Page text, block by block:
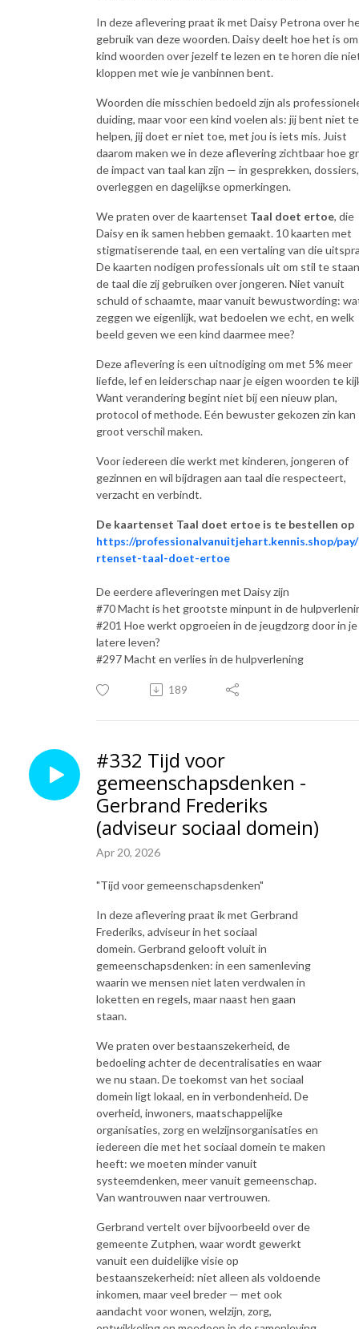
In deze aflevering praat ik met Daisy Petrona over
gebruik van deze woorden. Daisy deelt hoe het is
kind woorden over jezelf te lezen en te horen die
kloppen met wie je vanbinnen bent.
Woorden die misschien bedoeld zijn als
duiding, maar voor een kind voelen als: jij bent niet te
helpen, jij doet er niet toe, met jou is iets mis. Juist
daarom maken we in deze aflevering zichtbaar hoe
de impact van taal kan zijn — in gesprekken, dossiers,
overleggen en dagelijkse opmerkingen.
We praten over de kaartenset Taal doet ertoe, die
Daisy en ik samen hebben gemaakt. 10 kaarten met
stigmatiserende taal, en een vertaling van die
De kaarten nodigen professionals uit om stil te
de taal die zij gebruiken over jongeren. Niet vanuit
schuld of schaamte, maar vanuit bewustwording:
zeggen we eigenlijk, wat bedoelen we echt, en welk
beeld geven we een kind daarmee mee?
Deze aflevering is een uitnodiging om met 5% meer
liefde, lef en leiderschap naar je eigen woorden te
Want verandering begint niet bij een nieuw plan,
protocol of methode. Eén bewuster gekozen zin kan
groot verschil maken.
Voor iedereen die werkt met kinderen, jongeren of
gezinnen en wil bijdragen aan taal die respecteert,
verzacht en verbindt.
De kaartenset Taal doet ertoe is te bestellen op
https://professionalvanuitjehart.kennis.shop/
rtenset-taal-doet-ertoe
De eerdere afleveringen met Daisy zijn
#70 Macht is het grootste minpunt in de
#201 Hoe werkt opgroeien in de jeugdzorg door in je
latere leven?
#297 Macht en verlies in de hulpverlening
189
#332 Tijd voor
gemeenschapsdenken -
Gerbrand Frederiks
(adviseur sociaal domein)
Apr 20, 2026
"Tijd voor gemeenschapsdenken"
In deze aflevering praat ik met Gerbrand
Frederiks, adviseur in het sociaal
domein. Gerbrand gelooft voluit in
gemeenschapsdenken: in een samenleving
waarin we mensen niet laten verdwalen in
loketten en regels, maar naast hen gaan
staan.
We praten over bestaanszekerheid, de
bedoeling achter de decentralisaties en waar
we nu staan. De toekomst van het sociaal
domein ligt lokaal, en in verbondenheid. De
overheid, inwoners, maatschappelijke
organisaties, zorg en welzijnsorganisaties en
iedereen die met het sociaal domein te maken
heeft: we moeten minder vanuit
systeemdenken, meer vanuit gemeenschap.
Van wantrouwen naar vertrouwen.
Gerbrand vertelt over bijvoorbeeld over de
gemeente Zutphen, waar wordt gewerkt
vanuit een duidelijke visie op
bestaanszekerheid: niet alleen als voldoende
inkomen, maar veel breder — met ook
aandacht voor wonen, welzijn, zorg,